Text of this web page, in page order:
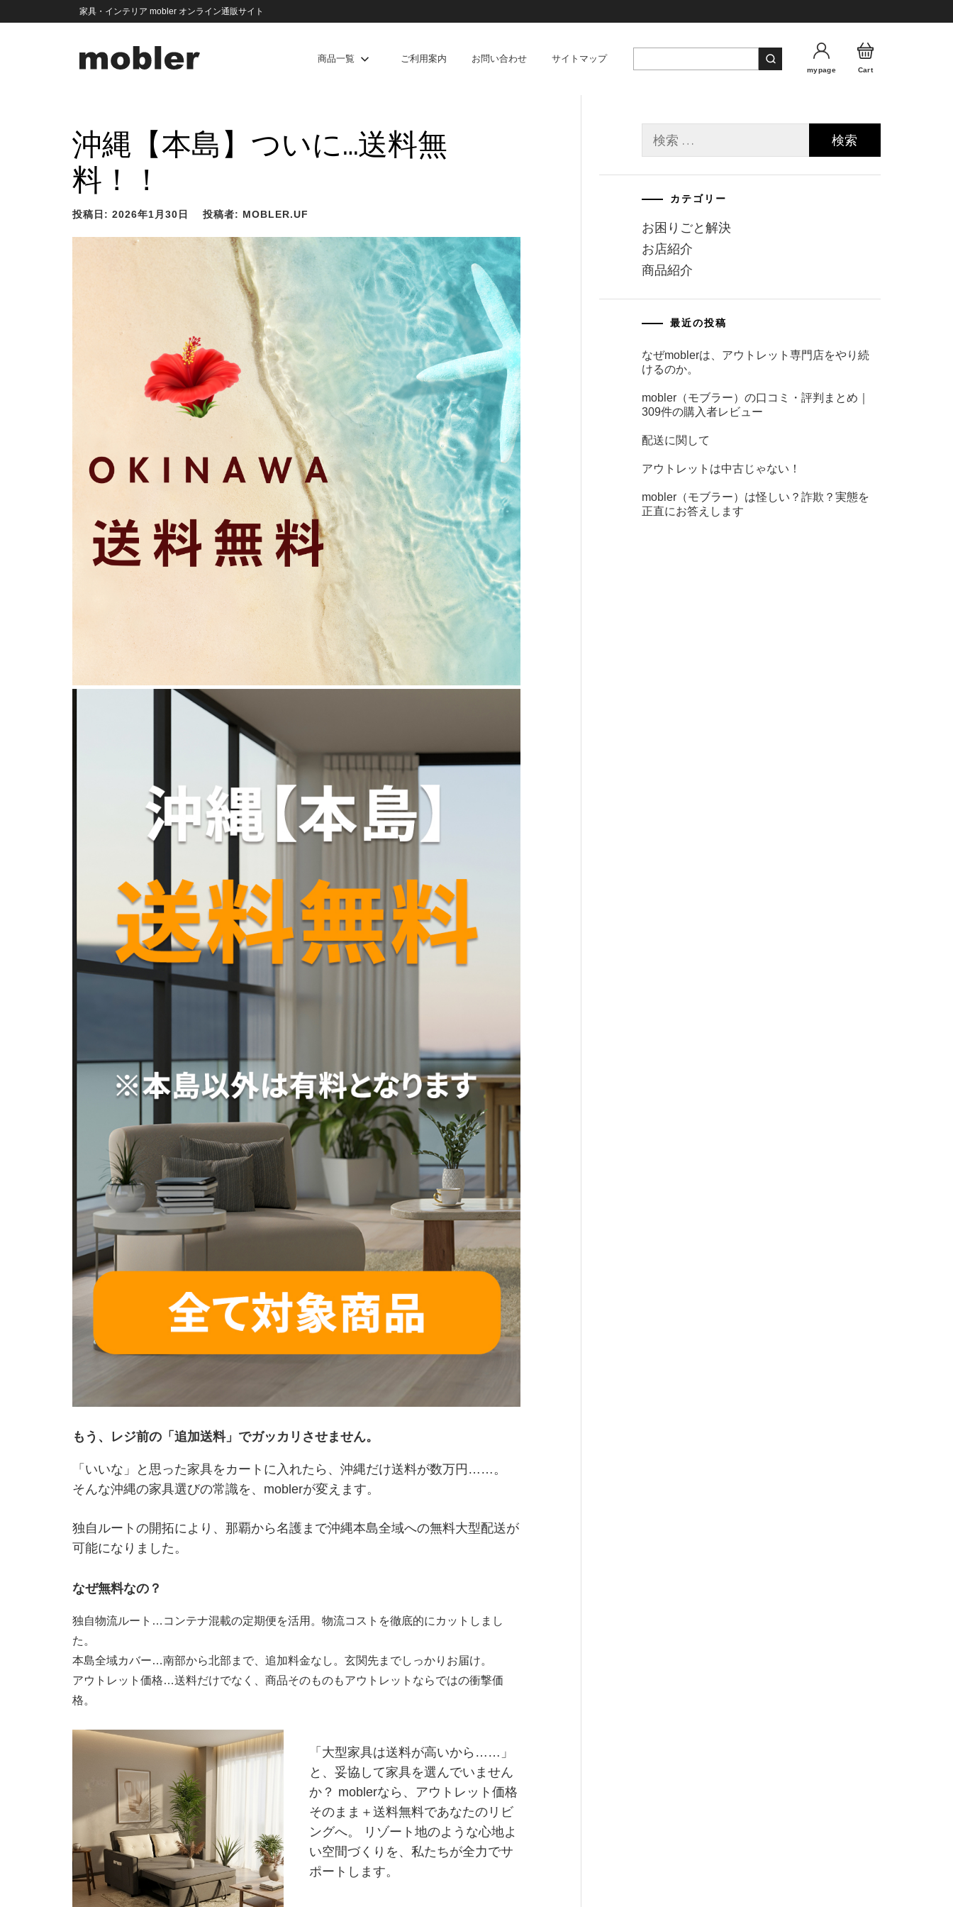
家具・インテリア mobler オンライン通販サイト
商品一覧 ご利用案内 お問い合わせ サイトマップ
mypage Cart
沖縄【本島】ついに…送料無
料！！
投稿日: 2026年1月30日 投稿者: MOBLER.UF
もう、レジ前の「追加送料」でガッカリさせません。
「いいな」と思った家具をカートに入れたら、沖縄だけ送料が数万円……。
そんな沖縄の家具選びの常識を、moblerが変えます。
独自ルートの開拓により、那覇から名護まで沖縄本島全域への無料大型配送が
可能になりました。
なぜ無料なの？
独自物流ルート …コンテナ混載の定期便を活用。物流コストを徹底的にカットしまし
た。
本島全域カバー…南部から北部まで、追加料金なし。玄関先までしっかりお届け。
アウトレット価格…送料だけでなく、商品そのものもアウトレットならではの衝撃価
格。
「大型家具は送料が高いから……」
と、妥協して家具を選んでいません
か？ moblerなら、アウトレット価格
そのまま＋送料無料であなたのリビ
ングへ。 リゾート地のような心地よ
い空間づくりを、私たちが全力でサ
ポートします。
索:
カテゴリー
お困りごと解決
お店紹介
商品紹介
最近の投稿
なぜmoblerは、アウトレット専門店をやり続
けるのか。
mobler（モブラー）の口コミ・評判まとめ｜
309件の購入者レビュー
配送に関して
アウトレットは中古じゃない！
mobler（モブラー）は怪しい？詐欺？実態を
正直にお答えします